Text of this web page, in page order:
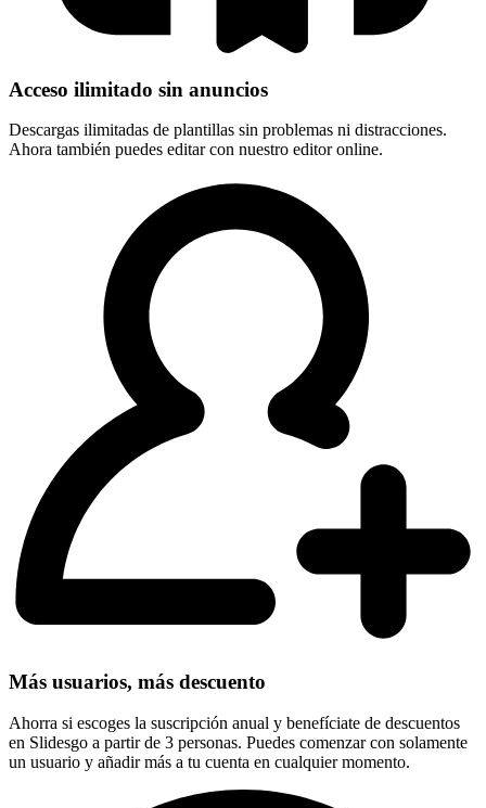
Acceso ilimitado sin anuncios
Descargas ilimitadas de plantillas sin problemas ni distracciones.
Ahora también puedes editar con nuestro editor online.
Más usuarios, más descuento
Ahorra si escoges la suscripción anual y benefíciate de descuentos
en Slidesgo a partir de 3 personas. Puedes comenzar con solamente
un usuario y añadir más a tu cuenta en cualquier momento.